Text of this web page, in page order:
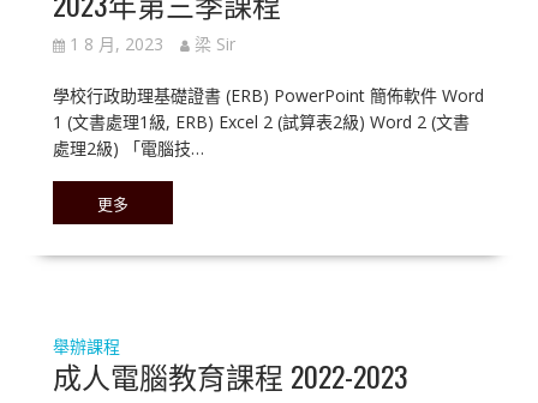
1 8 月, 2023 梁 Sir
學校行政助理基礎證書 (ERB) PowerPoint 簡佈軟件 Word
1 (文書處理1級, ERB) Excel 2 (試算表2級) Word 2 (文書
處理2級) 「電腦技…
更多
舉辦課程
成人電腦教育課程 2022-2023